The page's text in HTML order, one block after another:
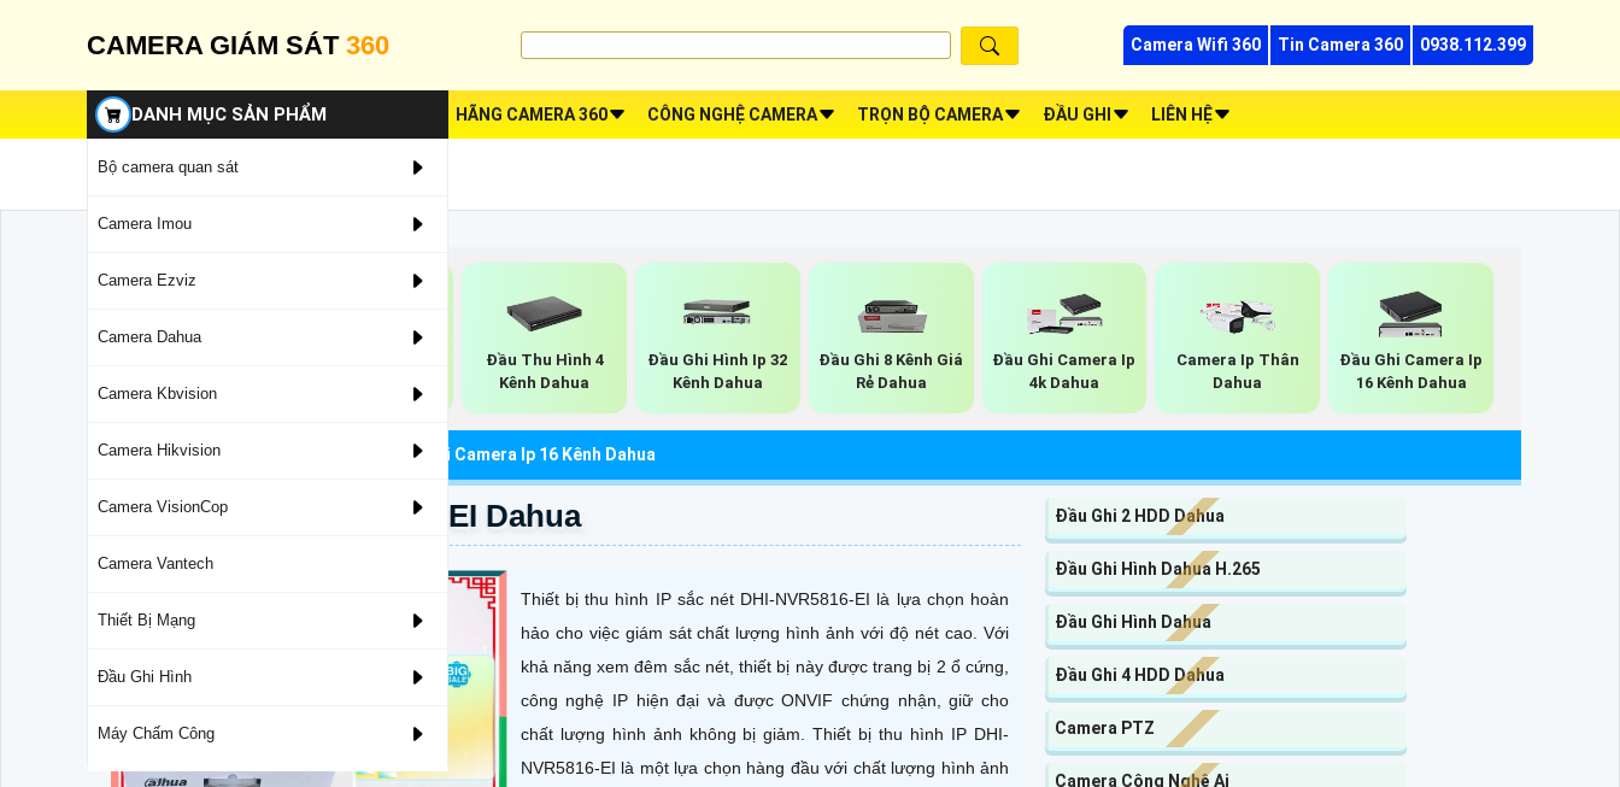
CAMERA GIÁM SÁT 360 Camera Wifi 360 Tin Camera 360 0938.112.399
DANH MỤC SẢN PHẨM
Bộ camera quan sát
Camera Imou
Camera Ezviz
Camera Dahua
Camera Kbvision
Camera Hikvision
Camera VisionCop
Camera Vantech
Thiết Bị Mạng
Đầu Ghi Hình
Máy Chấm Công
HÃNG CAMERA 360 CÔNG NGHỆ CAMERA TRỌN BỘ CAMERA ĐẦU GHI LIÊN HỆ
Đầu Thu Hình 4
Kênh Dahua
Đầu Ghi Hình Ip 32
Kênh Dahua
Đầu Ghi 8 Kênh Giá
Rẻ Dahua
Đầu Ghi Camera Ip
4k Dahua
Camera Ip Thân
Dahua
Đầu Ghi Camera Ip
16 Kênh Dahua
Trang Chủ Đầu Ghi Hình Dahua Đầu Ghi Camera Ip 16 Kênh Dahua
Đầu Ghi DHI-NVR5816-EI Dahua
Thiết bị thu hình IP sắc nét DHI-NVR5816-EI là lựa chọn hoàn
hảo cho việc giám sát chất lượng hình ảnh với độ nét cao. Với
khả năng xem đêm sắc nét, thiết bị này được trang bị 2 ổ cứng,
công nghệ IP hiện đại và được ONVIF chứng nhận, giữ cho
chất lượng hình ảnh không bị giảm. Thiết bị thu hình IP DHI-
NVR5816-EI là một lựa chọn hàng đầu với chất lượng hình ảnh
Đầu Ghi 2 HDD Dahua
Đầu Ghi Hình Dahua H.265
Đầu Ghi Hình Dahua
Đầu Ghi 4 HDD Dahua
Camera PTZ
Camera Công Nghệ Ai